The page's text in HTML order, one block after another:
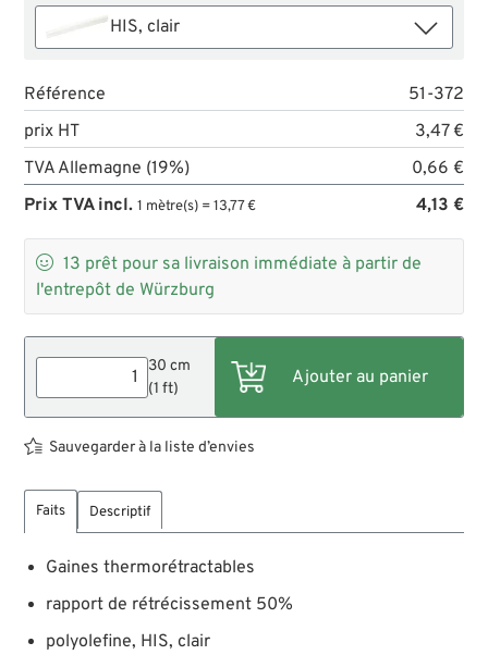
HIS, clair
Référence
51-372
prix HT
3,47 €
TVA Allemagne (19%)
0,66 €
Prix TVA incl.1 mètre(s) = 13,77 € 4,13 €
 13 prêt pour sa livraison immédiate à partir de
l'entrepôt de Würzburg
30 cm
(1 ft)
Sauvegarder à la liste d’envies
Faits Descriptif
Gaines thermorétractables
rapport de rétrécissement 50%
polyolefine, HIS, clair